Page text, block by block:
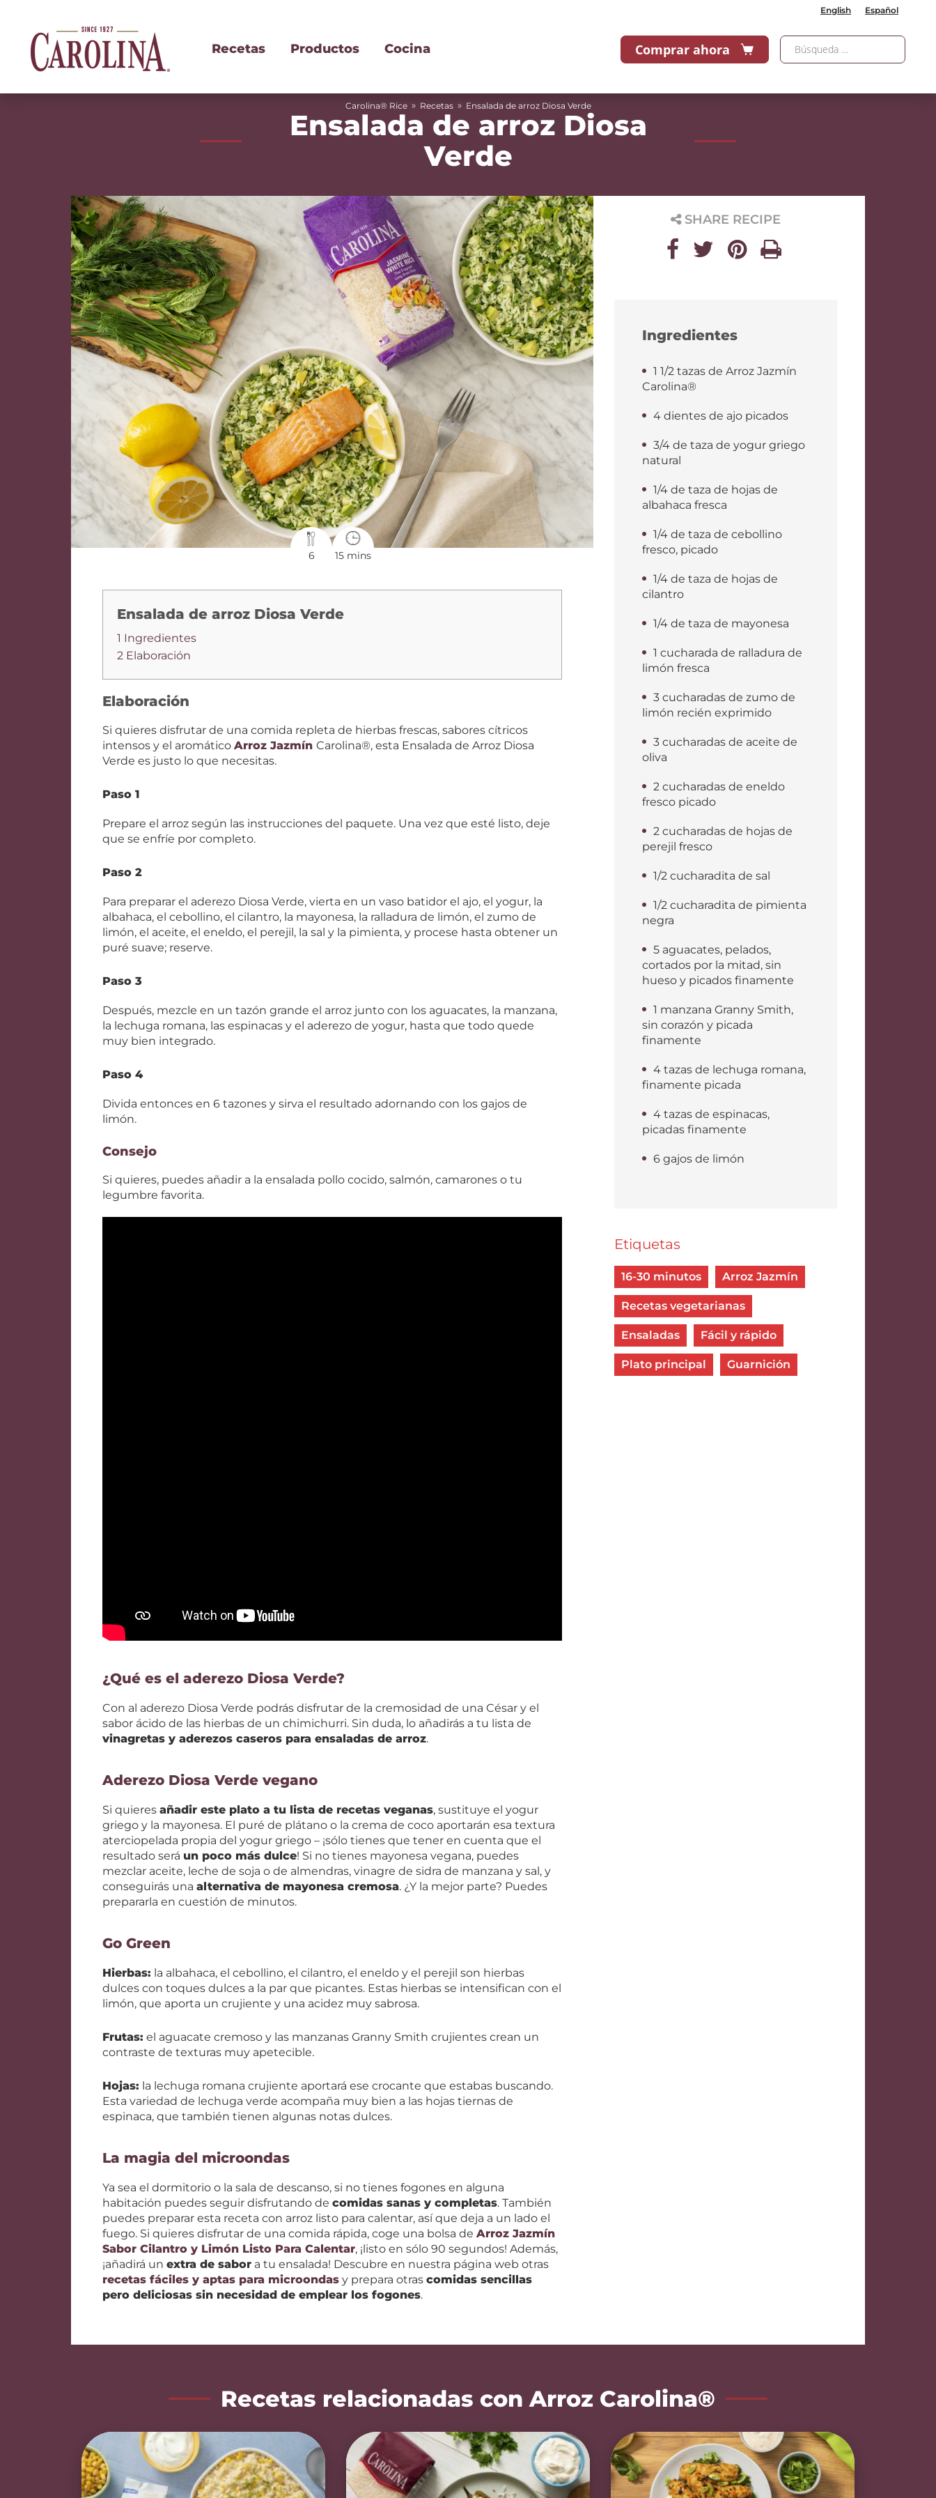
English Español
Recetas Productos Cocina Comprar ahora
Carolina® Rice » Recetas » Ensalada de arroz Diosa Verde
Ensalada de arroz Diosa
Verde
6 15 mins
SHARE RECIPE
Ingredientes
1 1/2 tazas de Arroz Jazmín
Carolina®
4 dientes de ajo picados
3/4 de taza de yogur griego
natural
1/4 de taza de hojas de
albahaca fresca
1/4 de taza de cebollino
fresco, picado
1/4 de taza de hojas de
cilantro
1/4 de taza de mayonesa
1 cucharada de ralladura de
limón fresca
3 cucharadas de zumo de
limón recién exprimido
3 cucharadas de aceite de
oliva
2 cucharadas de eneldo
fresco picado
2 cucharadas de hojas de
perejil fresco
1/2 cucharadita de sal
1/2 cucharadita de pimienta
negra
5 aguacates, pelados,
cortados por la mitad, sin
hueso y picados finamente
1 manzana Granny Smith,
sin corazón y picada
finamente
4 tazas de lechuga romana,
finamente picada
4 tazas de espinacas,
picadas finamente
6 gajos de limón
Etiquetas
16-30 minutos Arroz Jazmín
Recetas vegetarianas
Ensaladas Fácil y rápido
Plato principal Guarnición
Ensalada de arroz Diosa Verde
1 Ingredientes
2 Elaboración
Elaboración
Si quieres disfrutar de una comida repleta de hierbas frescas, sabores cítricos
intensos y el aromático Arroz Jazmín Carolina®, esta Ensalada de Arroz Diosa
Verde es justo lo que necesitas.
Paso 1
Prepare el arroz según las instrucciones del paquete. Una vez que esté listo, deje
que se enfríe por completo.
Paso 2
Para preparar el aderezo Diosa Verde, vierta en un vaso batidor el ajo, el yogur, la
albahaca, el cebollino, el cilantro, la mayonesa, la ralladura de limón, el zumo de
limón, el aceite, el eneldo, el perejil, la sal y la pimienta, y procese hasta obtener un
puré suave; reserve.
Paso 3
Después, mezcle en un tazón grande el arroz junto con los aguacates, la manzana,
la lechuga romana, las espinacas y el aderezo de yogur, hasta que todo quede
muy bien integrado.
Paso 4
Divida entonces en 6 tazones y sirva el resultado adornando con los gajos de
limón.
Consejo
Si quieres, puedes añadir a la ensalada pollo cocido, salmón, camarones o tu
legumbre favorita.
¿Qué es el aderezo Diosa Verde?
Con al aderezo Diosa Verde podrás disfrutar de la cremosidad de una César y el
sabor ácido de las hierbas de un chimichurri. Sin duda, lo añadirás a tu lista de
vinagretas y aderezos caseros para ensaladas de arroz.
Aderezo Diosa Verde vegano
Si quieres añadir este plato a tu lista de recetas veganas, sustituye el yogur
griego y la mayonesa. El puré de plátano o la crema de coco aportarán esa textura
aterciopelada propia del yogur griego – ¡sólo tienes que tener en cuenta que el
resultado será un poco más dulce! Si no tienes mayonesa vegana, puedes
mezclar aceite, leche de soja o de almendras, vinagre de sidra de manzana y sal, y
conseguirás una alternativa de mayonesa cremosa. ¿Y la mejor parte? Puedes
prepararla en cuestión de minutos.
Go Green
Hierbas: la albahaca, el cebollino, el cilantro, el eneldo y el perejil son hierbas
dulces con toques dulces a la par que picantes. Estas hierbas se intensifican con el
limón, que aporta un crujiente y una acidez muy sabrosa.
Frutas: el aguacate cremoso y las manzanas Granny Smith crujientes crean un
contraste de texturas muy apetecible.
Hojas: la lechuga romana crujiente aportará ese crocante que estabas buscando.
Esta variedad de lechuga verde acompaña muy bien a las hojas tiernas de
espinaca, que también tienen algunas notas dulces.
La magia del microondas
Ya sea el dormitorio o la sala de descanso, si no tienes fogones en alguna
habitación puedes seguir disfrutando de comidas sanas y completas. También
puedes preparar esta receta con arroz listo para calentar, así que deja a un lado el
fuego. Si quieres disfrutar de una comida rápida, coge una bolsa de Arroz Jazmín
Sabor Cilantro y Limón Listo Para Calentar, ¡listo en sólo 90 segundos! Además,
¡añadirá un extra de sabor a tu ensalada! Descubre en nuestra página web otras
recetas fáciles y aptas para microondas y prepara otras comidas sencillas
pero deliciosas sin necesidad de emplear los fogones.
Recetas relacionadas con Arroz Carolina®